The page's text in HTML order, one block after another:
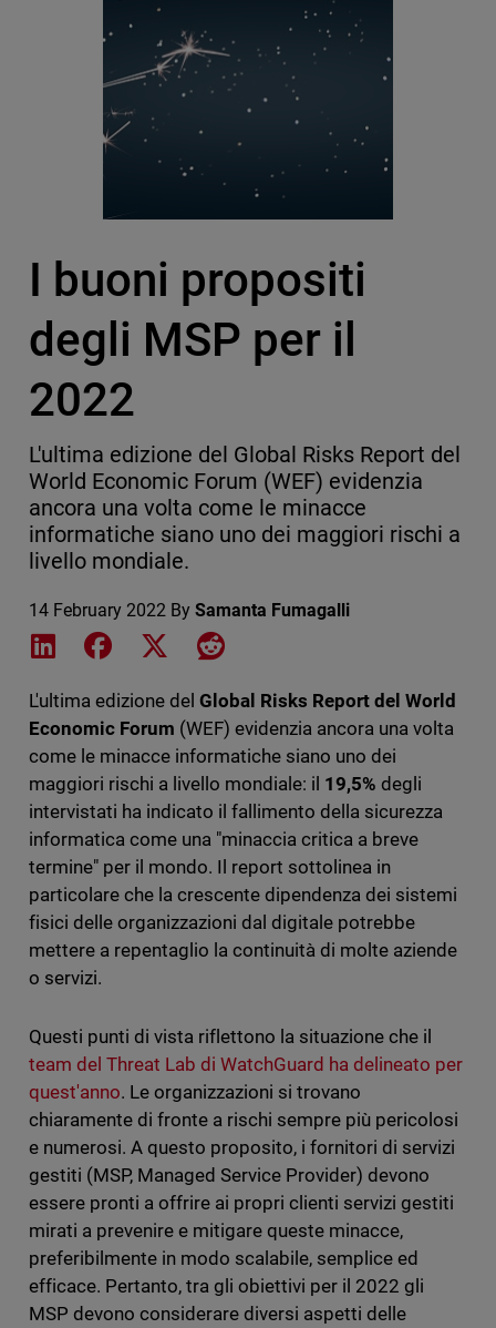
I buoni propositi
degli MSP per il
2022
L'ultima edizione del Global Risks Report del
World Economic Forum (WEF) evidenzia
ancora una volta come le minacce
informatiche siano uno dei maggiori rischi a
livello mondiale.
14 February 2022 By Samanta Fumagalli
Share on LinkedIn
Share on Facebook
Share on XShare on Reddit
L'ultima edizione del Global Risks Report del World
Economic Forum (WEF) evidenzia ancora una volta
come le minacce informatiche siano uno dei
maggiori rischi a livello mondiale: il 19,5% degli
intervistati ha indicato il fallimento della sicurezza
informatica come una "minaccia critica a breve
termine" per il mondo. Il report sottolinea in
particolare che la crescente dipendenza dei sistemi
fisici delle organizzazioni dal digitale potrebbe
mettere a repentaglio la continuità di molte aziende
o servizi.
Questi punti di vista riflettono la situazione che il
team del Threat Lab di WatchGuard ha delineato per
quest'anno. Le organizzazioni si trovano
chiaramente di fronte a rischi sempre più pericolosi
e numerosi. A questo proposito, i fornitori di servizi
gestiti (MSP, Managed Service Provider) devono
essere pronti a offrire ai propri clienti servizi gestiti
mirati a prevenire e mitigare queste minacce,
preferibilmente in modo scalabile, semplice ed
efficace. Pertanto, tra gli obiettivi per il 2022 gli
MSP devono considerare diversi aspetti delle